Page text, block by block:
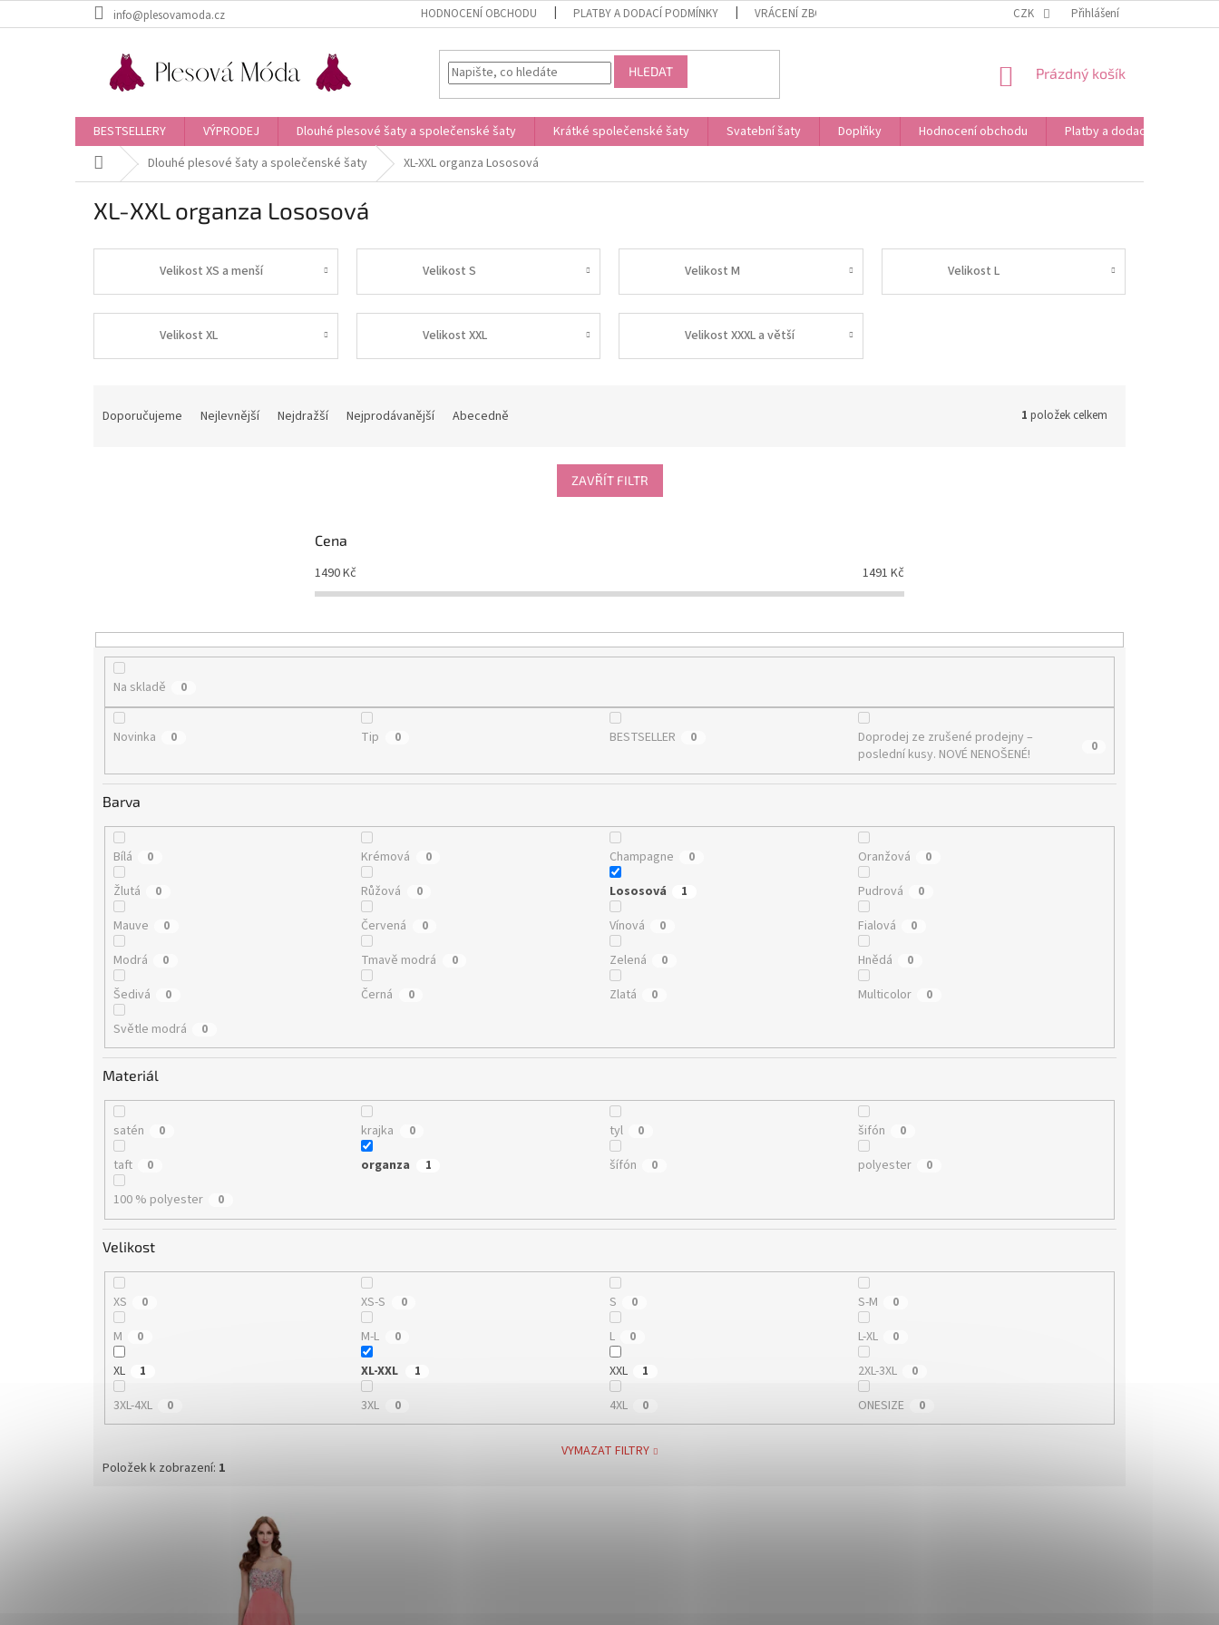
na
info@plesovamoda.cz HODNOCENÍ OBCHODU PLATBY A DODACÍ PODMÍNKY VRÁCENÍ ZBOŽÍ PODMÍNKY OCHRANY OSOBNÍCH ÚDAJŮ
CZK Přihlášení
HLEDAT
NÁKUPNÍ
Prázdný košík
BESTSELLERY VÝPRODEJ Dlouhé plesové šaty a společenské šaty Krátké společenské šaty Svatební šaty Doplňky Hodnocení obchodu
Platby a dodací podmínky
Domů Dlouhé plesové šaty a společenské šaty XL-XXL organza Lososová
XL-XXL organza Lososová
Velikost XS a menší Velikost S Velikost M Velikost L
Velikost XL Velikost XXL Velikost XXXL a větší
t
ů
Doporučujeme Nejlevnější Nejdražší Nejprodávanější Abecedně 1 položek celkem
ZAVŘÍT FILTR
Cena
1490Kč 1491 Kč
Na skladě 0
Novinka 0 Tip 0 BESTSELLER 0
Doprodej ze zrušené prodejny –
poslední kusy. NOVÉ NENOŠENÉ!
0
Barva
Bílá 0 Krémová 0 Champagne 0 Oranžová 0
Žlutá 0 Růžová 0 Lososová 1 Pudrová 0
Mauve 0 Červená 0 Vínová 0 Fialová 0
Modrá 0 Tmavě modrá 0 Zelená 0 Hnědá 0
Šedivá 0 Černá 0 Zlatá 0 Multicolor 0
Světle modrá 0
Materiál
satén 0 krajka 0 tyl 0 šifón 0
taft 0 organza 1 šífón 0 polyester 0
100 % polyester 0
Velikost
XS 0 XS-S 0 S 0 S-M 0
M 0 M-L 0 L 0 L-XL 0
XL 1 XL-XXL 1 XXL 1 2XL-3XL 0
3XL-4XL 0 3XL 0 4XL 0 ONESIZE 0
VYMAZAT FILTRY
Položek k zobrazení: 1